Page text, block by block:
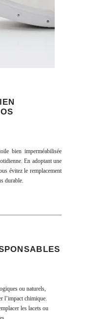
bien imperméabilisée
En adoptant une
évitez le remplacement
durable.
ou naturels,
l’impact chimique.
les lacets ou